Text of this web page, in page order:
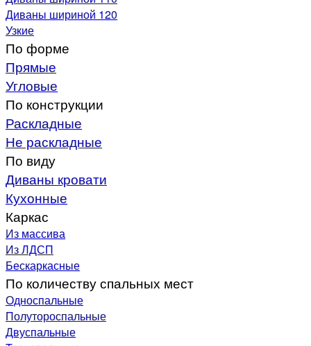
Диваны шириной 120
Узкие
По форме
Прямые
Угловые
По конструкции
Раскладные
Не раскладные
По виду
Диваны кровати
Кухонные
Каркас
Из массива
Из ЛДСП
Бескаркасные
По количеству спальных мест
Односпальные
Полутороспальные
Двуспальные